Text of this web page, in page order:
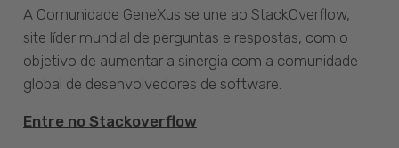
A Comunidade GeneXus se une ao StackOverflow,
site líder mundial de perguntas e respostas, com o
objetivo de aumentar a sinergia com a comunidade
global de desenvolvedores de software.
Entre no Stackoverflow